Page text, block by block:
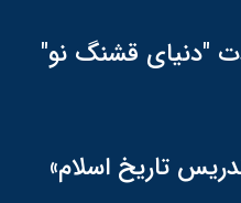
"دنیای قشنگ نو"
تاریخ اسلام»